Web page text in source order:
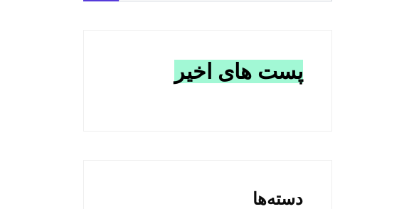
پست های اخیر
دسته‌ها